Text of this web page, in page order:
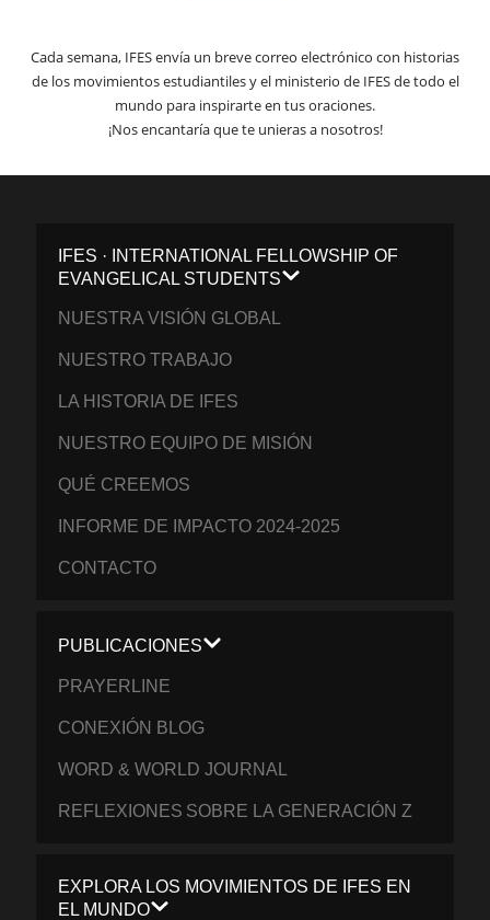
Cada semana, IFES envía un breve correo electrónico con historias
de los movimientos estudiantiles y el ministerio de IFES de todo el
mundo para inspirarte en tus oraciones.
¡Nos encantaría que te unieras a nosotros!
IFES · INTERNATIONAL FELLOWSHIP OF
EVANGELICAL STUDENTS
NUESTRA VISIÓN GLOBAL
NUESTRO TRABAJO
LA HISTORIA DE IFES
NUESTRO EQUIPO DE MISIÓN
QUÉ CREEMOS
INFORME DE IMPACTO 2024-2025
CONTACTO
PUBLICACIONES
PRAYERLINE
CONEXIÓN BLOG
WORD & WORLD JOURNAL
REFLEXIONES SOBRE LA GENERACIÓN Z
EXPLORA LOS MOVIMIENTOS DE IFES EN
EL MUNDO